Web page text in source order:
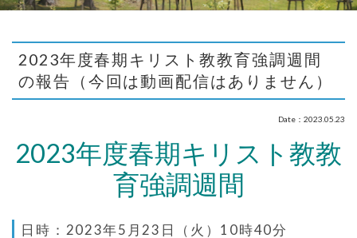
2023年度春期キリスト教教育強調週間
の報告（今回は動画配信はありません）
Date：2023.05.23
2023年度春期キリスト教教
育強調週間
日時：2023年5月23日（火）10時40分